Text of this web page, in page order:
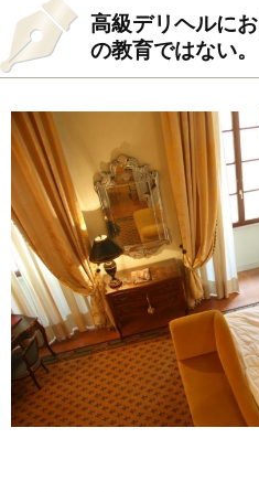
高級デリヘルに
の教育ではない。